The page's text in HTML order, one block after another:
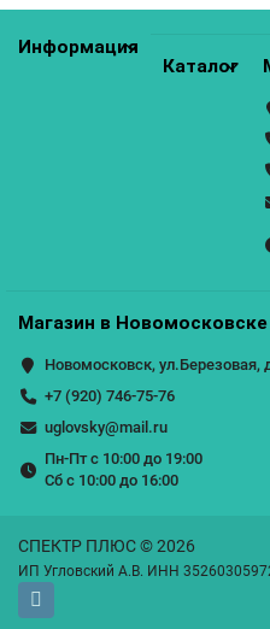
Информация
Каталог
Магазин в Новомосковске
Новомосковск, ул.Березовая,
+7 (920) 746-75-76
uglovsky@mail.ru
Пн-Пт с 10:00 до 19:00
Сб с 10:00 до 16:00
СПЕКТР ПЛЮС © 2026
ИП Угловский А.В. ИНН